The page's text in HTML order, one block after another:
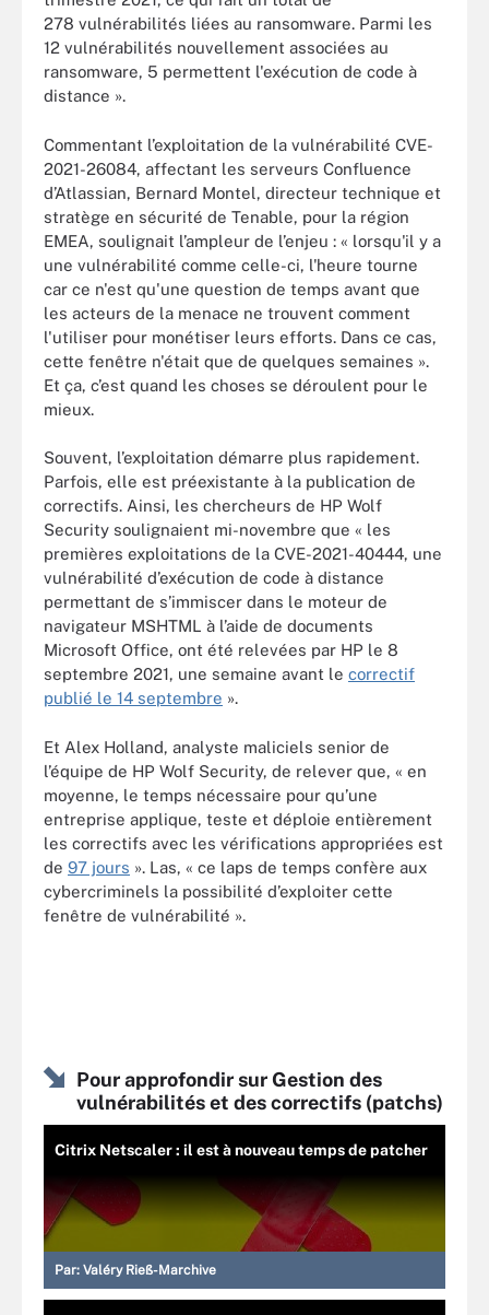
278 vulnérabilités liées au ransomware. Parmi les
12 vulnérabilités nouvellement associées au
ransomware, 5 permettent l'exécution de code à
distance ».
Commentant l’exploitation de la vulnérabilité CVE-
2021-26084, affectant les serveurs Confluence
d’Atlassian, Bernard Montel, directeur technique et
stratège en sécurité de Tenable, pour la région
EMEA, soulignait l’ampleur de l’enjeu : « lorsqu'il y a
une vulnérabilité comme celle-ci, l'heure tourne
car ce n'est qu'une question de temps avant que
les acteurs de la menace ne trouvent comment
l'utiliser pour monétiser leurs efforts. Dans ce cas,
cette fenêtre n'était que de quelques semaines ».
Et ça, c’est quand les choses se déroulent pour le
mieux.
Souvent, l’exploitation démarre plus rapidement.
Parfois, elle est préexistante à la publication de
correctifs. Ainsi, les chercheurs de HP Wolf
Security soulignaient mi-novembre que « les
premières exploitations de la CVE-2021-40444, une
vulnérabilité d’exécution de code à distance
permettant de s’immiscer dans le moteur de
navigateur MSHTML à l’aide de documents
Microsoft Office, ont été relevées par HP le 8
septembre 2021, une semaine avant le correctif
publié le 14 septembre ».
Et Alex Holland, analyste maliciels senior de
l’équipe de HP Wolf Security, de relever que, « en
moyenne, le temps nécessaire pour qu’une
entreprise applique, teste et déploie entièrement
les correctifs avec les vérifications appropriées est
de 97 jours ». Las, « ce laps de temps confère aux
cybercriminels la possibilité d’exploiter cette
fenêtre de vulnérabilité ».
Pour approfondir sur Gestion des
vulnérabilités et des correctifs (patchs)
Citrix Netscaler : il est à nouveau temps de patcher
Par: Valéry Rieß-Marchive